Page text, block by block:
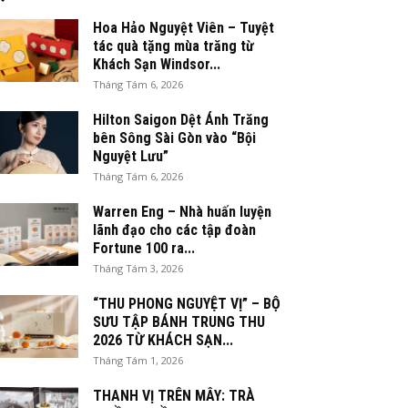
Hoa Hảo Nguyệt Viên – Tuyệt
tác quà tặng mùa trăng từ
Khách Sạn Windsor...
Tháng Tám 6, 2026
Hilton Saigon Dệt Ánh Trăng
bên Sông Sài Gòn vào “Bội
Nguyệt Lưu”
Tháng Tám 6, 2026
Warren Eng – Nhà huấn luyện
lãnh đạo cho các tập đoàn
Fortune 100 ra...
Tháng Tám 3, 2026
“THU PHONG NGUYỆT VỊ” – BỘ
SƯU TẬP BÁNH TRUNG THU
2026 TỪ KHÁCH SẠN...
Tháng Tám 1, 2026
THANH VỊ TRÊN MÂY: TRÀ